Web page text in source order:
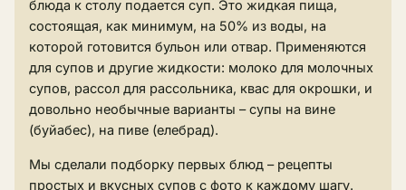
блюда к столу подается суп. Это жидкая пища,
состоящая, как минимум, на 50% из воды, на
которой готовится бульон или отвар. Применяются
для супов и другие жидкости: молоко для молочных
супов, рассол для рассольника, квас для окрошки, и
довольно необычные варианты – супы на вине
(буйабес), на пиве (елебрад).
Мы сделали подборку первых блюд – рецепты
простых и вкусных супов с фото к каждому шагу.